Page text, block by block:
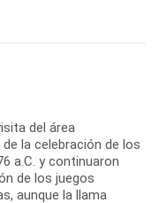
del área
la celebración de los
a.C. y continuaron
de los juegos
aunque la llama